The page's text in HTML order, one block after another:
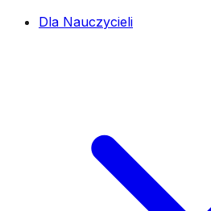
Dla Nauczycieli